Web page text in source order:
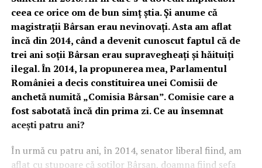
ceea ce orice om de bun simț știa. Și anume că
magistrații Bârsan erau nevinovați. Asta am aflat
încă din 2014, când a devenit cunoscut faptul că de
trei ani soții Bârsan erau supravegheați și hăituiți
ilegal. În 2014, la propunerea mea, Parlamentul
României a decis constituirea unei Comisii de
anchetă numită „Comisia Bârsan”. Comisie care a
fost sabotată încă din prima zi. Ce au însemnat
acești patru ani?
În urmă cu patru ani, în 2014, senator liberal fiind, am
aflat cu stupoare că soților Bârsan, doamna fiind șefa